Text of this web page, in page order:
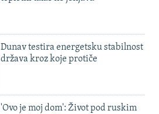
Dunav testira energetsku stabilnost
država kroz koje protiče
'Ovo je moj dom': Život pod ruskim